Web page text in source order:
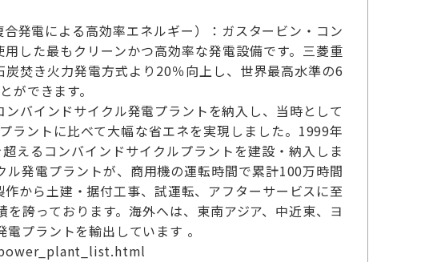
発電による高効率エネルギー）：ガスタービン・コン
した最もクリーンかつ高効率な発電設備です。三菱重
焚き火力発電方式より20％向上し、世界最高水準の6
ができます。
バインドサイクル発電プラントを納入し、当時として
ラントに比べて大幅な省エネを実現しました。1999年
えるコンバインドサイクルプラントを建設・納入しま
発電プラントが、商用機の運転時間で累計100万時間
から土建・据付工事、試運転、アフターサービスに至
誇っております。海外へは、東南アジア、中近東、ヨ
プラントを輸出しています 。